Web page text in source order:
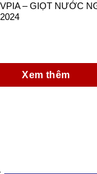
VPIA – GIỌT NƯỚC
2024
Xem thêm